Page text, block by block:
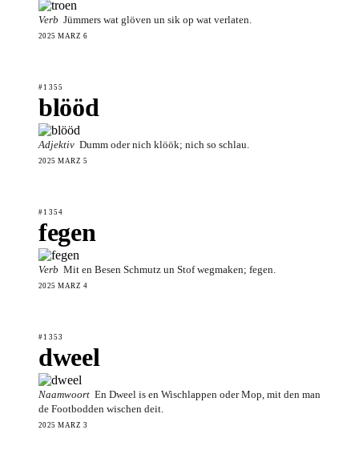
Verb Jümmers wat glöven un sik op wat verlaten.
2025 MÄRZ 6
#1355
blööd
Adjektiv Dumm oder nich klöök; nich so schlau.
2025 MÄRZ 5
#1354
fegen
Verb Mit en Besen Schmutz un Stof wegmaken; fegen.
2025 MÄRZ 4
#1353
dweel
Naamwoort En Dweel is en Wischlappen oder Mop, mit den man
de Footbodden wischen deit.
2025 MÄRZ 3